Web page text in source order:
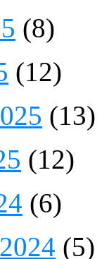
(8)
(12)
(13)
(12)
(6)
(5)